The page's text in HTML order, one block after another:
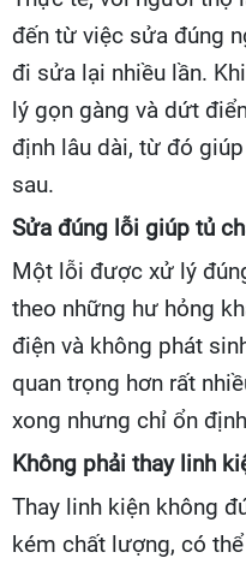
đến từ việc sửa đúng
đi sửa lại nhiều lần.
lý gọn gàng và dứt
định lâu dài, từ đó
sau.
Sửa đúng lỗi giúp tủ
Một lỗi được xử lý
theo những hư hỏng
điện và không phát
quan trọng hơn rất
xong nhưng chỉ ổn
Không phải thay linh
Thay linh kiện không
kém chất lượng, có